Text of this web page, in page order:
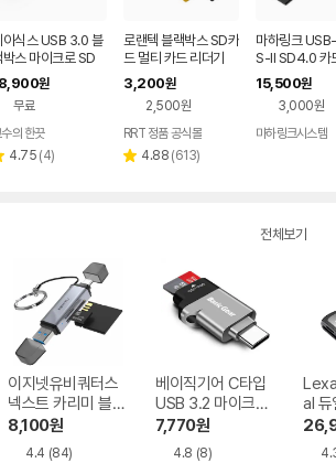
이식스 USB 3.0 블
박스 마이크로 SD
드리더기
원
무료
의 한끗
4.75 리
(4)
로랜텍 블랙박스 SD카
드 멀티 카드 리더기
3,200원
2,500원
RRT 정품 공식몰
별 4.88 리
(613)
마하링크
S-II SD4.0 카
기 SD
RC42C
15,500원
3,000원
마하링크시스템
전체보기
이지넷유비쿼터스
넥스트 카리미 블랙
박스 멀티 카드리더
기 9723TC-OTG
8,100원
4.4 (84)
베이직기어 C타입
USB 3.2 마이크로
SD 카드리더기
7,770원
4.8 (8)
al 듀
더기